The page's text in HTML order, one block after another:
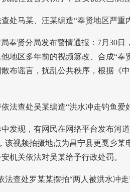
处马某、汪某编造“奉贤地区严重
奉贤分局发布警情通报：7月30日
地区多年前的视频篡改、合成“
布谣言，扰乱公共秩序，根据《
法查处吴某编造“洪水冲走钓鱼爱
现，有网民在网络平台发布河道
该视频拍摄地点为昌宁县更戛乡
机关依法对吴某给予行政处罚。
法查处罗某某摆拍“两人被洪水冲